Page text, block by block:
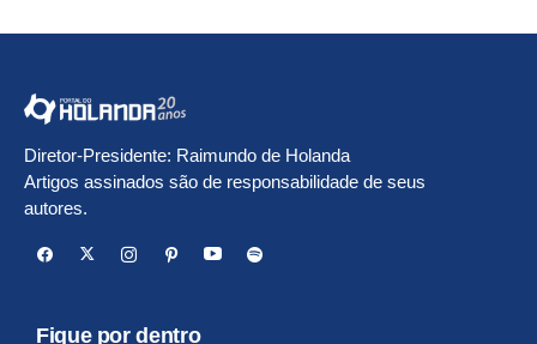
Diretor-Presidente: Raimundo de Holanda
Artigos assinados são de responsabilidade de seus
autores.
Fique por dentro